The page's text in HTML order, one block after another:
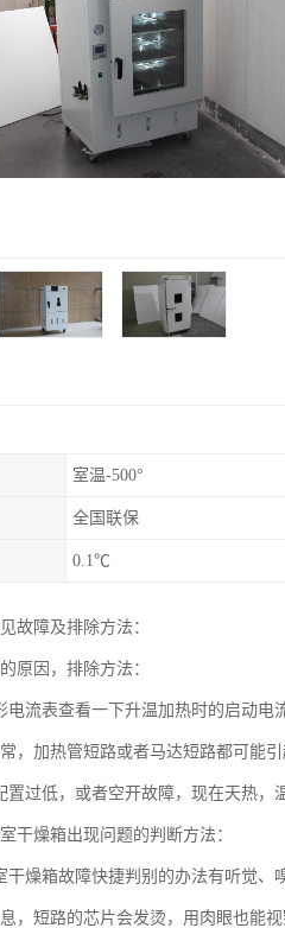
室温-500°
全国联保
0.1℃
故障及排除方法：
原因，排除方法：
电流表查看一下升温加热时的启动
，加热管短路或者马达短路都可能
置过低，或者空开故障，现在天热
干燥箱出现问题的判断方法：
干燥箱故障快捷判别的办法有听觉
，短路的芯片会发烫，用肉眼也能